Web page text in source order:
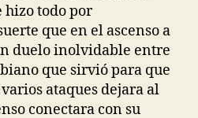
todo por
que en el ascenso a
duelo inolvidable entre
que sirvió para que
ataques dejara al
conectara con su